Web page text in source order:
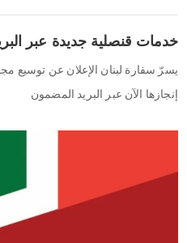
خدمات قنصلية جديدة عبر
يسرّ سفارة لبنان الإعلان عن توسيع
إنجازها الآن عبر البريد المضمون